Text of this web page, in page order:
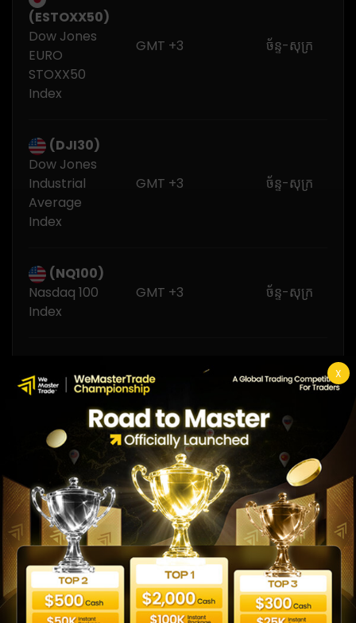
X
(ESTOXX50)
Dow Jones
EURO
STOXX50
Index
GMT +3 ច័ន្ទ-សុក្រ
(DJI30)
Dow Jones
Industrial
Average
Index
GMT +3 ច័ន្ទ-សុក្រ
(NQ100)
Nasdaq 100
Index
GMT +3 ច័ន្ទ-សុក្រ
S&P 500
Index
GMT +3 ច័ន្ទ-សុក្រ
(CAC40)
CAC40 Index
GMT +3 ច័ន្ទ-សុក្រ
(HSI50)
Hong Kong
50 Index
GMT +3 ច័ន្ទ-សុក្រ